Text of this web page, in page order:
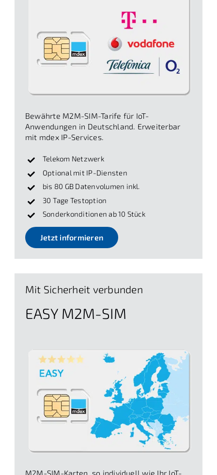
Bewährte M2M-SIM-Tarife für IoT-
Anwendungen in Deutschland. Erweiterbar
mit mdex IP-Services.
Telekom Netzwerk
Optional mit IP-Diensten
bis 80 GB Datenvolumen inkl.
30 Tage Testoption
Sonderkonditionen ab 10 Stück
Jetzt informieren
Mit Sicherheit verbunden
EASY M2M-SIM
M2M-SIM-Karten, so individuell wie Ihr IoT-